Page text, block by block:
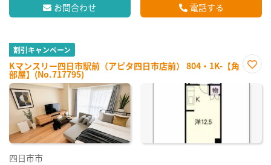
お問合わせ 電話する
割引キャンペーン
Kマンスリー四日市駅前（アピタ四日市店前） 804・1K-【角
部屋】(No.717795)
に入
四日市市